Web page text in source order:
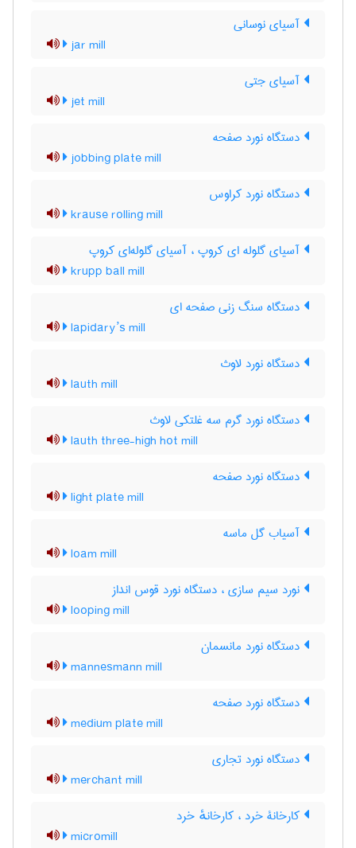
آسیای نوسانی
jar mill
آسیای جتی
jet mill
دستگاه نورد صفحه
jobbing plate mill
دستگاه نورد کراوس
krause rolling mill
آسیای گلوله ای کروپ ، آسیای گلوله‌ای کروپ
krupp ball mill
دستگاه سنگ زنی صفحه ای
lapidary’s mill
دستگاه نورد لاوث
lauth mill
دستگاه نورد گرم سه غلتکی لاوث
lauth three-high hot mill
دستگاه نورد صفحه
light plate mill
آسیاب گل ماسه
loam mill
نورد سیم سازی ، دستگاه نورد قوس انداز
looping mill
دستگاه نورد مانسمان
mannesmann mill
دستگاه نورد صفحه
medium plate mill
دستگاه نورد تجاری
merchant mill
کارخانۀ خرد ، کارخانهٔ خرد
micromill